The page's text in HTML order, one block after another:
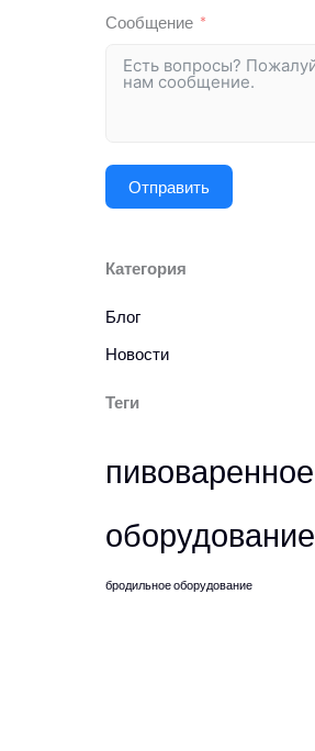
Сообщение
Отправить
Категория
Блог
Новости
Теги
пивоваренное
оборудование
бродильное оборудование